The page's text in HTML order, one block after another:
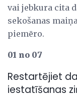
vai jebkura cita
sekošanas
piemēro.
01 no 07
Restartējiet
iestatīšanas